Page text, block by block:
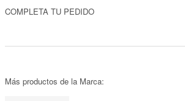
COMPLETA TU PEDIDO
Más productos de la Marca: